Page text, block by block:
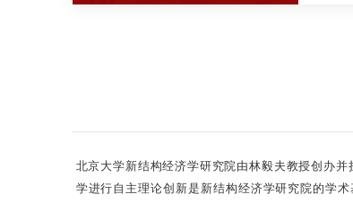
北京大学新结构经济学研究院由林毅夫教授创办
学进行自主理论创新是新结构经济学研究院的学